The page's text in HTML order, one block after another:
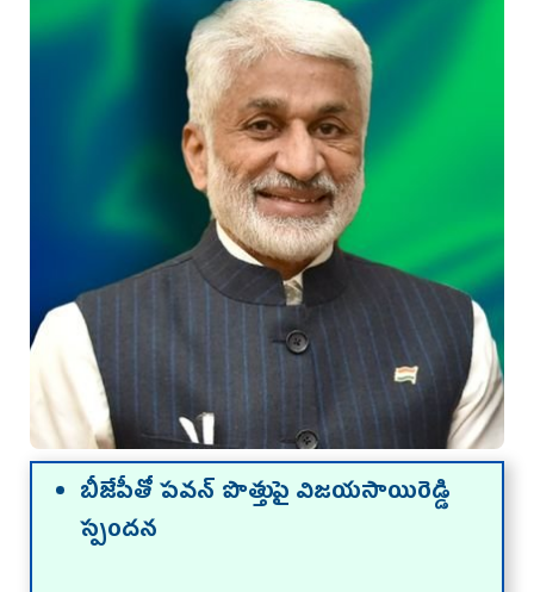
బీజేపీతో పవన్ పొత్తుపై విజయసాయిరెడ్డి
స్పందన